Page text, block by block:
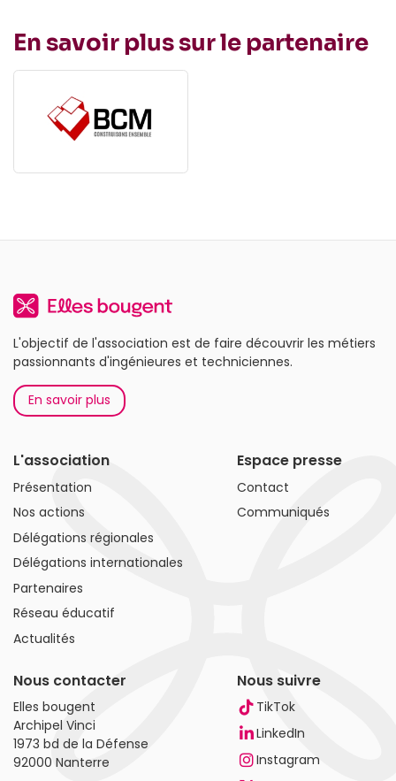
En savoir plus sur le partenaire
L'objectif de l'association est de faire découvrir les métiers
passionnants d'ingénieures et techniciennes.
En savoir plus
L'association
Présentation
Nos actions
Délégations régionales
Délégations internationales
Partenaires
Réseau éducatif
Actualités
Espace presse
Contact
Communiqués
Nous contacter
Elles bougent
Archipel Vinci
1973 bd de la Défense
92000 Nanterre
Nous suivre
TikTok
LinkedIn
Instagram